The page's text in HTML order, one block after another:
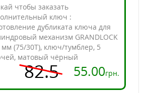
чтобы заказать
ключ :
дубликата ключа для
механизм GRANDLOCK
мм (75/30Т), ключ/тумблер, 5
матовый чёрный
55.00грн.
82.5